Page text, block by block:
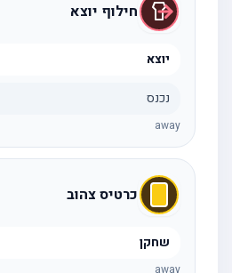
חילוף יוצא
יוצא
נכנס
away
כרטיס צהוב
שחקן
away